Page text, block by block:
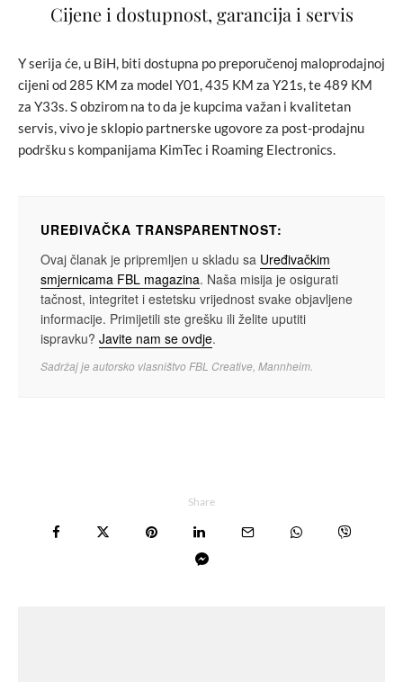
Cijene i dostupnost, garancija i servis
Y serija će, u BiH, biti dostupna po preporučenoj maloprodajnoj
cijeni od 285 KM za model Y01, 435 KM za Y21s, te 489 KM
za Y33s. S obzirom na to da je kupcima važan i kvalitetan
servis, vivo je sklopio partnerske ugovore za post-prodajnu
podršku s kompanijama KimTec i Roaming Electronics.
UREĐIVAČKA TRANSPARENTNOST:
Ovaj članak je pripremljen u skladu sa Uređivačkim
smjernicama FBL magazina. Naša misija je osigurati
tačnost, integritet i estetsku vrijednost svake objavljene
informacije. Primijetili ste grešku ili želite uputiti
ispravku? Javite nam se ovdje.
Sadržaj je autorsko vlasništvo FBL Creative, Mannheim.
Share